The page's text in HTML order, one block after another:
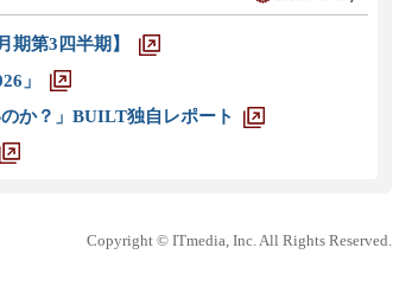
期第3四半期】
」
か？」BUILT独自レポート
Copyright © ITmedia, Inc. All Rights Reserved.